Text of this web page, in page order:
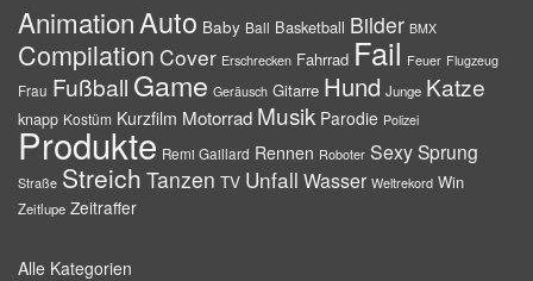
AnimationAuto Baby Ball Basketball Bilder BMX
Compilation Cover Erschrecken Fahrrad Fail Feuer Flugzeug
Frau Fußball Game Geräusch Gitarre Hund Junge Katze
knapp Kostüm Kurzfilm Motorrad Musik Parodie Polizei
Produkte Remi Gaillard Rennen Roboter SexySprung
Straße Streich Tanzen TV Unfall Wasser Weltrekord Win
Zeitlupe Zeitraffer
Alle Kategorien